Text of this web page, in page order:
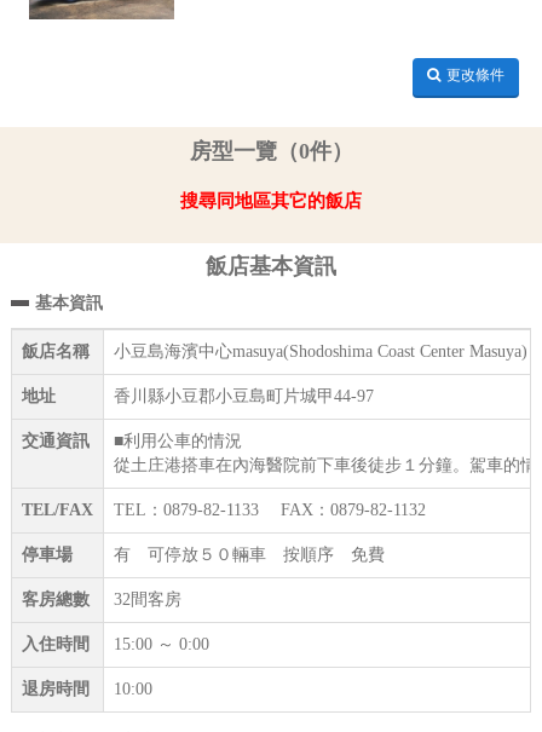
更改條件
房型一覽（0件）
搜尋同地區其它的飯店
飯店基本資訊
基本資訊
飯店名稱 小豆島海濱中心masuya(Shodoshima Coast Center Masuya)
地址 香川縣小豆郡小豆島町片城甲44-97
交通資訊
■利用公車的情況
從土庄港搭車在內海醫院前下車後徒步１分鐘。駕車的
TEL/FAX TEL：0879-82-1133 FAX：0879-82-1132
停車場 有 可停放５０輛車 按順序 免費
客房總數 32間客房
入住時間 15:00 ～ 0:00
退房時間 10:00